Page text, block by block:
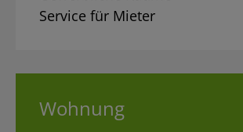
Service für Mieter
Wohnung